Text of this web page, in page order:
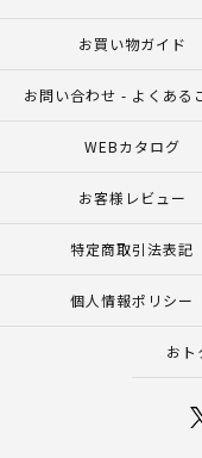
お買い物ガイド
お問い合わせ - よくある
WEBカタログ
お客様レビュー
特定商取引法表記
個人情報ポリシー
お